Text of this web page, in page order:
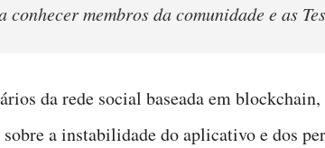
conhecer membros da comunidade e as
da rede social baseada em
a instabilidade do aplicativo e dos